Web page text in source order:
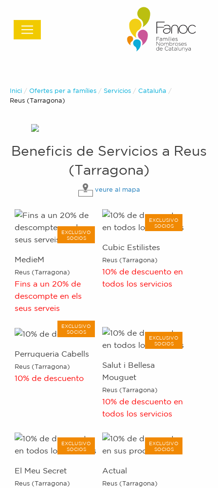
Inici Ofertes per a famílies Servicios
Cataluña
Actual:
Reus (Tarragona)
Beneficis de Servicios a Reus
(Tarragona)
veure al mapa
EXCLUSIVO
SOCIOS
MedieM
Reus (Tarragona)
Fins a un 20% de
descompte en els
seus serveis
EXCLUSIVO
SOCIOS
Cubic Estilistes
Reus (Tarragona)
10% de descuento en
todos los servicios
EXCLUSIVO
SOCIOS
Perruqueria Cabells
Reus (Tarragona)
10% de descuento
EXCLUSIVO
SOCIOS
Salut i Bellesa
Mouguet
Reus (Tarragona)
10% de descuento en
todos los servicios
EXCLUSIVO
SOCIOS
El Meu Secret
Reus (Tarragona)
EXCLUSIVO
SOCIOS
Actual
Reus (Tarragona)